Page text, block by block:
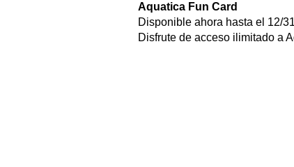
Aquatica Fun Card
Disponible ahora hasta el 12/
Disfrute de acceso ilimitado a